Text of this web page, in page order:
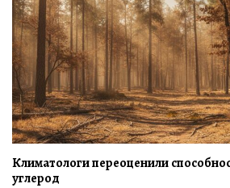
Климатологи переоценили
углерод